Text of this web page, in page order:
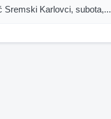
Sremski Karlovci, subota,...